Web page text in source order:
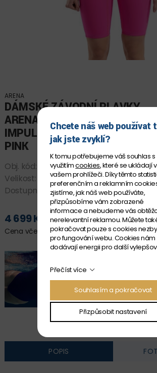
ARENA
DÁMSKÉ ZÁVODNÍ PLAVKY
ARENA POWERSKIN
IMPULSO OB SHOCKING
PINK
Obj. kód:
P010531_118 D30
Velikost:
D 30
Dostupnost:SKLADEM
4 699 Kč
Cena včetně DPH
PŘIDAT DO KOŠÍKU
POPIS
Chcete náš web používat
jak jste zvyklí?
K tomu potřebujeme váš souhlas s
využitímcookies, které se ukládají
vašem prohlížeči. Díky těmto
preferenčním a reklamním
zjistíme, jak náš web používáte,
přizpůsobíme vám zobrazené
informace a nebudeme vás
nerelevantní reklamou. Můžete
pokračovat pouze s cookies
pro fungování webu. Cookies nám
dodávají energii pro další
Přečíst více
Souhlasím a pokračovat
Přizpůsobit nastavení